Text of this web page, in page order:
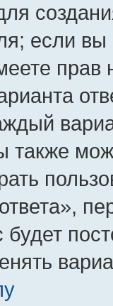
если
прав
также
будет